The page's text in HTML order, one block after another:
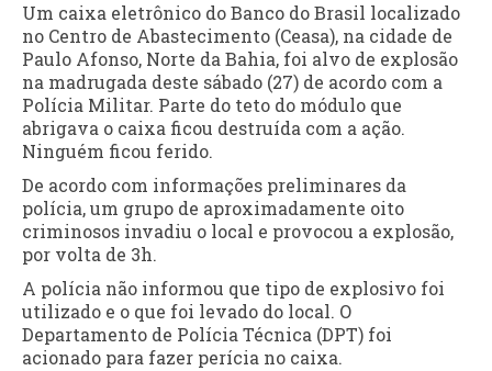
Um caixa eletrônico do Banco do Brasil localizado
no Centro de Abastecimento (Ceasa), na cidade de
Paulo Afonso, Norte da Bahia, foi alvo de explosão
na madrugada deste sábado (27) de acordo com a
Polícia Militar. Parte do teto do módulo que
abrigava o caixa ficou destruída com a ação.
Ninguém ficou ferido.
De acordo com informações preliminares da
polícia, um grupo de aproximadamente oito
criminosos invadiu o local e provocou a explosão,
por volta de 3h.
A polícia não informou que tipo de explosivo foi
utilizado e o que foi levado do local. O
Departamento de Polícia Técnica (DPT) foi
acionado para fazer perícia no caixa.